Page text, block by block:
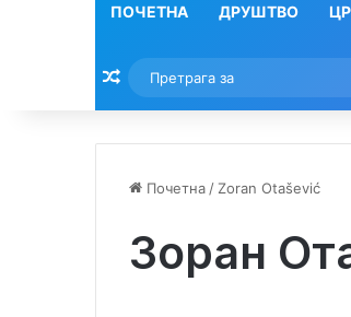
ПОЧЕТНА ДРУШТВО
Насумични текстови
Почетна / Zoran Otašević
Зоран